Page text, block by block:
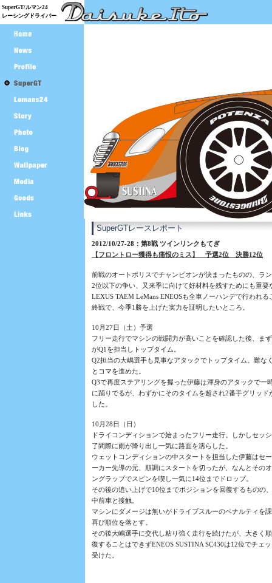
SuperGT/ルマン24
レーシングドライバー
SuperGTレースレポート
2012/10/27-28：第8戦 ツインリンクもてぎ
【フロントロー獲得も痛恨のミス】 予選2位 決勝12位
前戦のオートポリスでチャンピオンが決まったものの、ラ
2位以下の争い、又来季に向けて好材料を残すためにも重要
LEXUS TAEM LeMans ENEOSも全車ノーハンデで行われる
終戦で、今季1勝を上げた実力を証明したいところ。
10月27日（土）予選
フリー走行でマシンの戦闘力が高いことを確認した後、ま
がQ1を担当しトップタイム。
Q2担当の大嶋選手も見事なアタックでトップタイム。難な
とコマを進めた。
Q3で再度ステアリングを握った伊藤は渾身のアタックで一
に踊りでるが、わずかにそのタイムを超され2番手グリッド
した。
10月28日（日）
ドライコンディションで始まったフリー走行。しかしセッ
了間際に雨が降り出し一気に路面を濡らした。
ウェットコンディションの中スタートを担当した伊藤はセ
ーカー先導の元、順調にスタートを切ったが、なんとその
ングラップでスピンを喫し一気に14位までドロップ。
その後の追い上げで10位までポジションを回復するものの
中前車と接触。
マシンにダメージは無いがドライブスルーのペナルティを
再び順位を落とす。
その後大嶋選手に交代し粘り強く走行を続けたが、大きく
復することはできずENEOS SUSTINA SC430は12位でチェ
受けた。